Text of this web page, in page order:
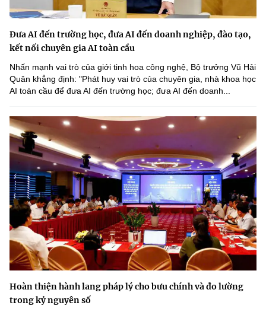
Đưa AI đến trường học, đưa AI đến doanh nghiệp, đào tạo,
kết nối chuyên gia AI toàn cầu
Nhấn mạnh vai trò của giới tinh hoa công nghệ, Bộ trưởng Vũ Hải
Quân khẳng định: "Phát huy vai trò của chuyên gia, nhà khoa học
AI toàn cầu để đưa AI đến trường học; đưa AI đến doanh...
Hoàn thiện hành lang pháp lý cho bưu chính và đo lường
trong kỷ nguyên số